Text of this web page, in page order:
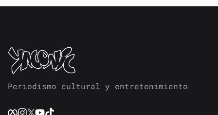
Periodismo cultural y entretenimiento